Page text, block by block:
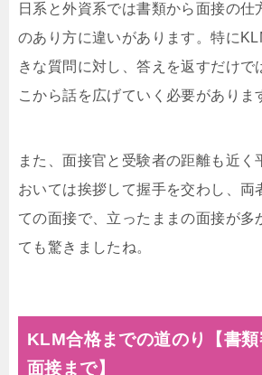
日系と外資系では書類から面接の仕
のあり方に違いがあります。特に
きな質問に対し、答えを返すだけで
こから話を広げていく必要がありま
また、面接官と受験者の距離も近く
おいては挨拶して握手を交わし、両
ての面接で、立ったままの面接が多
ても驚きましたね。
KLM合格までの道のり【書
面接まで】